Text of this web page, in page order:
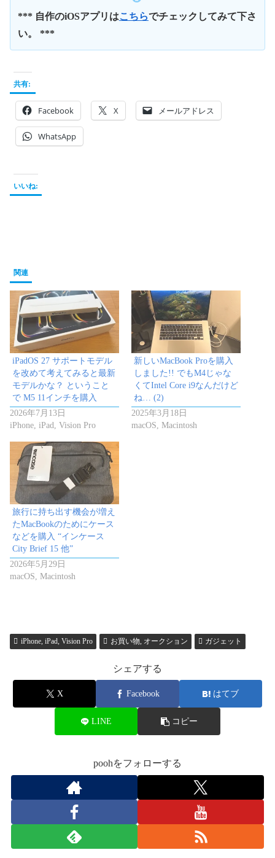
*** 自作のiOSアプリはこちらでチェックしてみて下さ
い。 ***
共有:
Facebook X メールアドレス
WhatsApp
いいね:
関連
iPadOS 27 サポートモデル
を改めて考えてみると最新
モデルかな？ ということ
で M5 11インチを購入
2026年7月13日
iPhone, iPad, Vision Pro
新しいMacBook Proを購入
しました!! でもM4じゃな
くてIntel Core i9なんだけど
ね… (2)
2025年3月18日
macOS, Macintosh
旅行に持ち出す機会が増え
たMacBookのためにケース
などを購入 “インケース
City Brief 15 他”
2026年5月29日
macOS, Macintosh
iPhone, iPad, Vision Pro お買い物, オークション ガジェット
シェアする
X Facebook はてブ
LINE コピー
poohをフォローする